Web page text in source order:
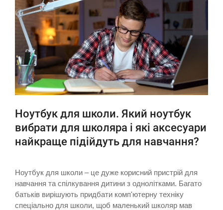
Ноутбук для школи. Який ноутбук
вибрати для школяра і які аксесуари
найкраще підійдуть для навчання?
Ноутбук для школи – це дуже корисний пристрій для
навчання та спілкування дитини з однолітками. Багато
батьків вирішують придбати комп'ютерну техніку
спеціально для школи, щоб маленький школяр мав